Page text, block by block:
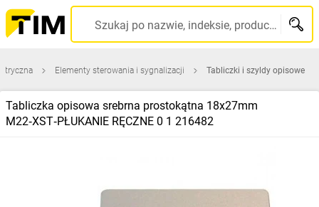
Szukaj po nazwie, indeksie, producencie, kodzie kreskowym...
Elementy sterowania i sygnalizacji Tabliczki i szyldy opisowe
Tabliczka opisowa srebrna prostokątna 18x27mm
M22‑XST‑PŁUKANIE RĘCZNE 0 1 216482